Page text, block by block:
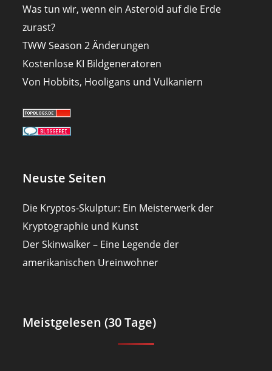
Was tun wir, wenn ein Asteroid auf die Erde
zurast?
TWW Season 2 Änderungen
Kostenlose KI Bildgeneratoren
Von Hobbits, Hooligans und Vulkaniern
Neuste Seiten
Die Kryptos-Skulptur: Ein Meisterwerk der
Kryptographie und Kunst
Der Skinwalker – Eine Legende der
amerikanischen Ureinwohner
Meistgelesen (30 Tage)